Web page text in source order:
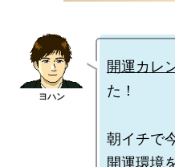
開運カレ
た！
朝イチで